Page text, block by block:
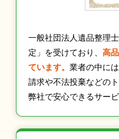
一般社団法人遺品整理
定」を受けており、 高
ています。 業者の中に
請求や不法投棄などの
弊社で安心できるサー